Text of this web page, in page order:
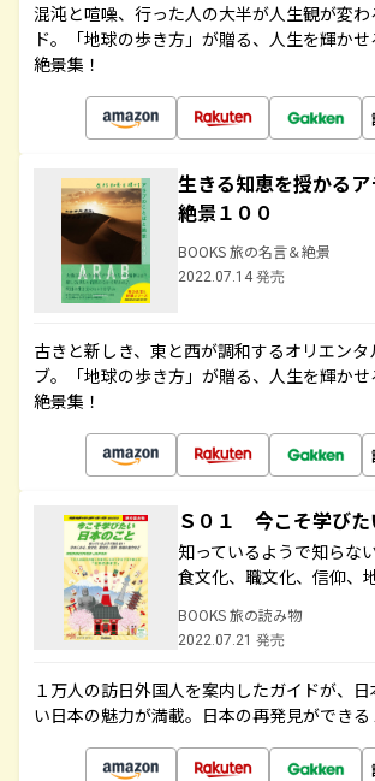
混沌と喧噪、行った人の大半が人生観が変
ド。「地球の歩き方」が贈る、人生を輝か
絶景集！
生きる知恵を授かる
絶景１００
BOOKS 旅の名言＆絶景
2022.07.14 発売
古きと新しき、東と西が調和するオリエンタ
ブ。「地球の歩き方」が贈る、人生を輝か
絶景集！
Ｓ０１ 今こそ学びた
知っているようで知らな
食文化、職文化、信仰、
BOOKS 旅の読み物
2022.07.21 発売
１万人の訪日外国人を案内したガイドが、
い日本の魅力が満載。日本の再発見ができる